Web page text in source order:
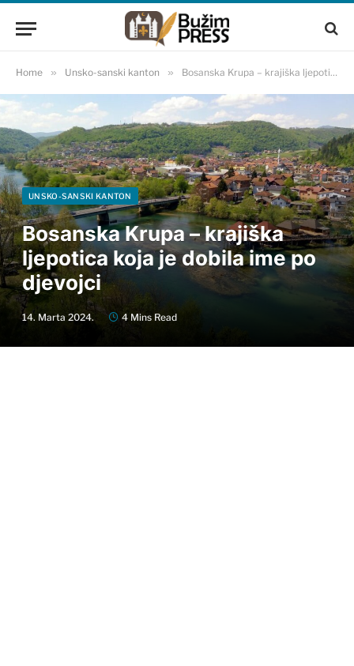
Home » Unsko-sanski kanton » Bosanska Krupa – krajiška ljepotica koja je dobila ime po djevojci
UNSKO-SANSKI KANTON
Bosanska Krupa – krajiška
ljepotica koja je dobila ime po
djevojci
14. Marta 2024. 4 Mins Read